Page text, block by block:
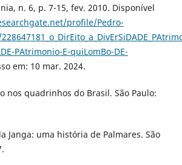
n. 6, p. 7-15, fev. 2010. Disponível
profile/Pedro-
PAtrimonio-E-quiLomBo-DE-
em: 10 mar. 2024.
nos quadrinhos do Brasil. São Paulo:
Janga: uma história de Palmares. São